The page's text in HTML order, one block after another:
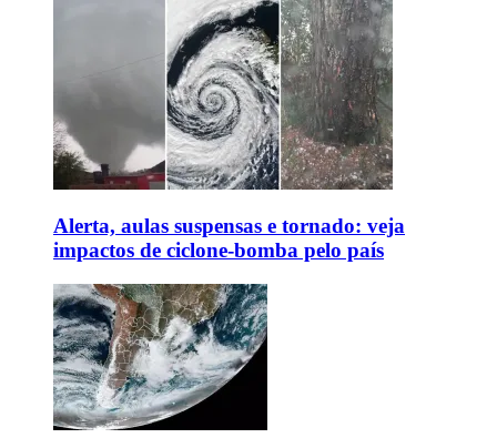
Alerta, aulas suspensas e tornado: veja
impactos de ciclone-bomba pelo país